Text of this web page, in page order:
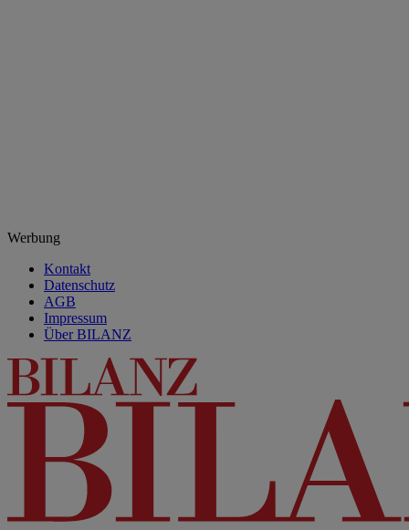
Werbung
Kontakt
Datenschutz
AGB
Impressum
Über BILANZ